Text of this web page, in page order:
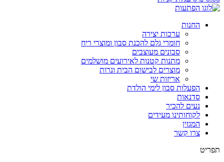
החנות
ערכות יצירה
חומרי גלם להכנת סבון ומוצרי ריח
סבונים מעוצבים
מתנות קטנות לאירועים מושלמים
מוצרים לבישום הבית ונרות
אריזות שי
הפעלות סבון לימי הולדת
סדנאות
נעים להכיר
לקוחותינו מעידים
המגזין
צרו קשר
תפריט